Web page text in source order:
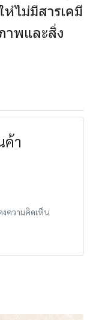
ไม่มีสารเคมี
าพและสิ่ง
ค้า
ความคิดเห็น